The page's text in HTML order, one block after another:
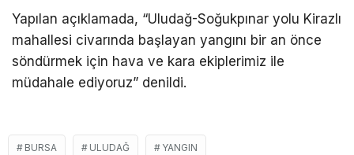
Yapılan açıklamada, “Uludağ-Soğukpınar yolu Kirazlı
mahallesi civarında başlayan yangını bir an önce
söndürmek için hava ve kara ekiplerimiz ile
müdahale ediyoruz” denildi.
BURSA ULUDAĞ YANGIN